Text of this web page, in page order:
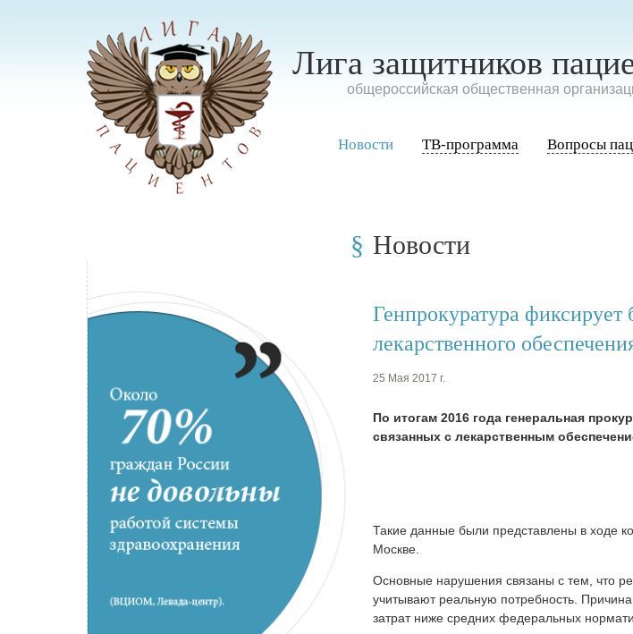
Лига защитников
oбщероссийская общественная
Новости ТВ-программа Вопросы
Новости
Генпрокуратура
лекарственного
25 Мая 2017 г.
По итогам 2016 года генеральная
связанных с лекарственным
Такие данные были представлены в ходе
Москве.
Основные нарушения связаны с тем, что
учитывают реальную потребность.
затрат ниже средних федеральных